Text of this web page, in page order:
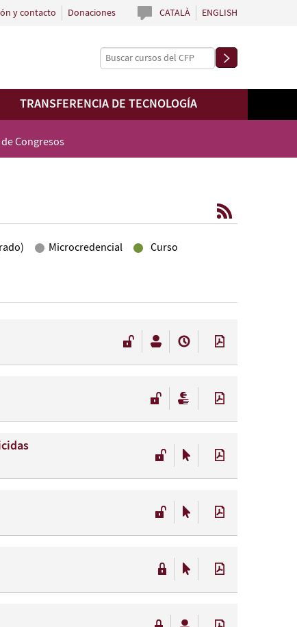
CATALÀ ENGLISH
y contacto Donaciones
TRANSFERENCIA DE TECNOLOGÍA
Congresos
Microcredencial Curso